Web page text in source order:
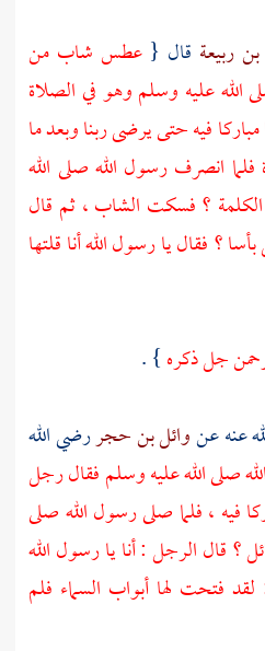
ربيعة قال {عطس شاب من
عليه وسلم وهو في الصلاة
مباركا فيه حتى يرضى ربنا وبعد ما
انصرف رسول الله صلى الله
؟ فسكت الشاب ، ثم قال
؟ فقال يا رسول الله أنا قلتها
جل ذكره} .
عنه عنوائل بن حجررضي الله
صلى الله عليه وسلم فقال رجل
فيه ، فلما صلى رسول الله صلى
؟ قال الرجل : أنا يا رسول الله
فتحت لها أبواب السماء فلم